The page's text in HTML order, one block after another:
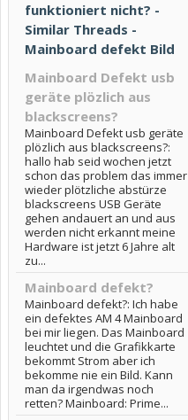
funktioniert nicht? -
Similar Threads -
Mainboard defekt Bild
Mainboard Defekt usb
geräte plözlich aus
blackscreens?
Mainboard Defekt usb geräte
plözlich aus blackscreens?:
hallo hab seid wochen jetzt
schon das problem das immer
wieder plötzliche abstürze
blackscreens USB Geräte
gehen andauert an und aus
werden nicht erkannt meine
Hardware ist jetzt 6 Jahre alt
zu...
Mainboard defekt?
Mainboard defekt?: Ich habe
ein defektes AM 4 Mainboard
bei mir liegen. Das Mainboard
leuchtet und die Grafikkarte
bekommt Strom aber ich
bekomme nie ein Bild. Kann
man da irgendwas noch
retten? Mainboard: Prime...